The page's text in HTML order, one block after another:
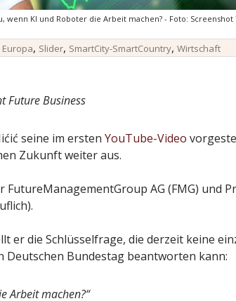
wenn KI und Roboter die Arbeit machen? - Foto: Screenshot
Europa, Slider, SmartCity-SmartCountry, Wirtschaft
Future Business
seine im ersten YouTube-Video
Zukunft weiter aus.
FutureManagementGroup AG (FMG) und
er die Schlüsselfrage, die derzeit keine
Bundestag beantworten kann:
Arbeit machen?“